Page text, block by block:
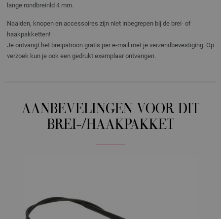
lange rondbreinld 4 mm.
Naalden, knopen en accessoires zijn niet inbegrepen bij de brei- of
haakpakketten!
Je ontvangt het breipatroon gratis per e-mail met je verzendbevestiging. Op
verzoek kun je ook een gedrukt exemplaar ontvangen.
AANBEVELINGEN VOOR DIT
BREI-/HAAKPAKKET